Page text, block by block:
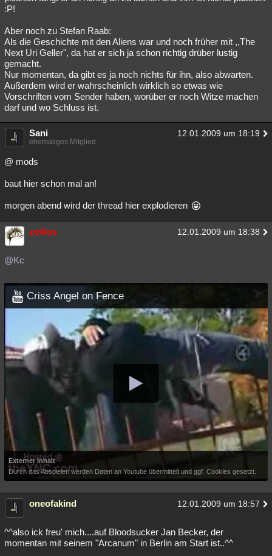
:P!
Aber noch zu Stefan Raab:
Als die Geschichte mit den Aliens war und noch früher mit ,,The
Next Uri Geller", da hat er sich ja schon richtig drüber lustig
gemacht.
Nur momentan, da gibt es ja noch nichts für ihn, also abwarten.
Außerdem wird er wahrscheinlich wirklich so etwas wie
Vorschriften vom Sender haben, worüber er noch Witze machen
darf und wo Schluss ist.
Sani 12.01.2009 um 18:19
ehemaliges Mitglied
@ mods
baut hier schon mal an!
morgen abend wird der thread hier explodieren
zeitlos 12.01.2009 um 18:38
@Kc
Criss Angel on Fence
Externer Inhalt
Durch das Abspielen werden Daten an Youtube übermittelt und ggf. Cookies gesetzt.
oneofakind 12.01.2009 um 18:57
^^also ick freu' mich....auf Bloodsucker Jan Becker, der
momentan mit seinem "Arcanum" in Berlin am Start ist..^^